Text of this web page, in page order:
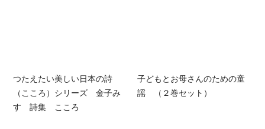
つたえたい美しい日本の詩
（こころ）シリーズ 金子み
すゞ詩集 こころ
子どもとお母さんのための童
謡 （２巻セット）